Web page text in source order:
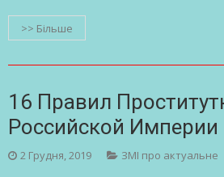
>> Більше
16 Правил
Российской Империи
2 Грудня, 2019 ЗМІ про актуальне